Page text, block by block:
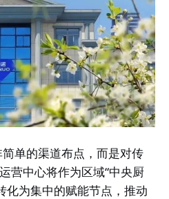
单的渠道布点，而是对传
营中心将作为区域“中央厨
化为集中的赋能节点，推动